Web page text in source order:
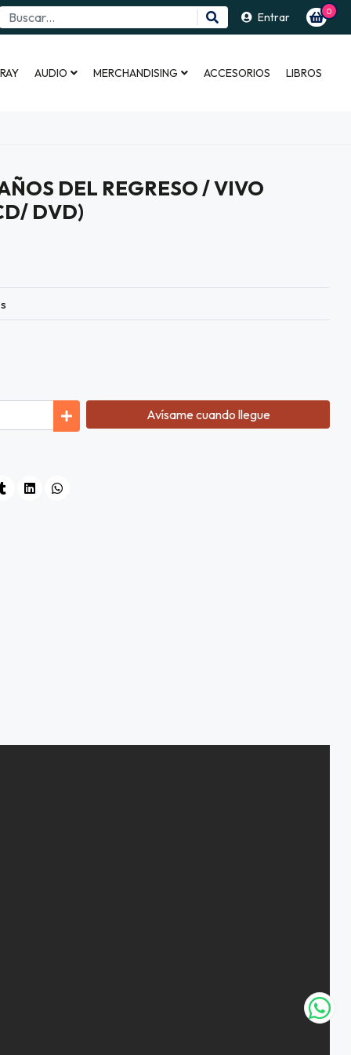
Entrar 0
AUDIO MERCHANDISING ACCESORIOS LIBROS
DEL REGRESO / VIVO
DVD)
Avísame cuando llegue